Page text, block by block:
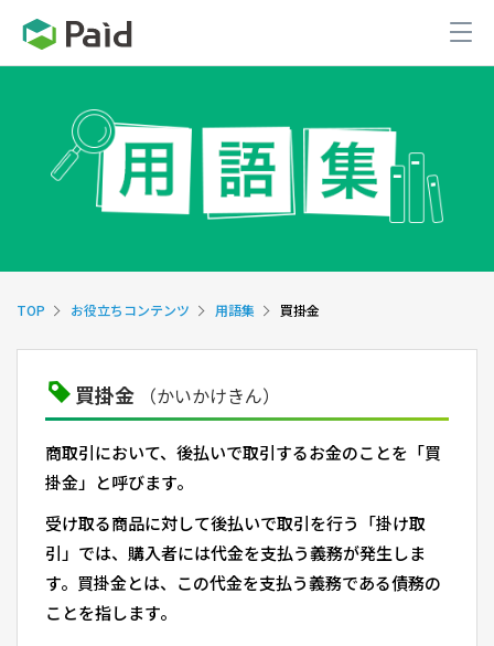
TOP お役立ちコンテンツ 用語集 買掛金
買掛金 （かいかけきん）
商取引において、後払いで取引するお金のことを「買
掛金」と呼びます。
受け取る商品に対して後払いで取引を行う「掛け取
引」では、購入者には代金を支払う義務が発生しま
す。買掛金とは、この代金を支払う義務である債務の
ことを指します。